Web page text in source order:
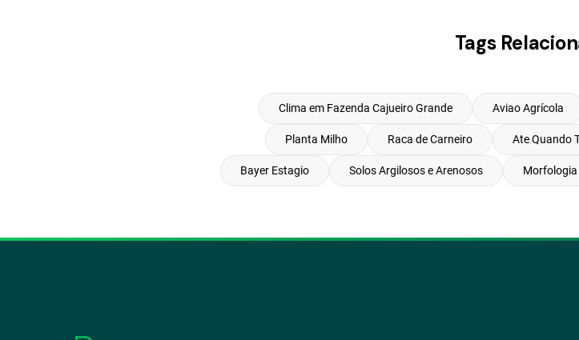
Tags
Clima em Fazenda Cajueiro Grande Aviao Agrícola
Planta Milho Raca de Carneiro Ate Quando
Bayer Estagio Solos Argilosos e Arenosos